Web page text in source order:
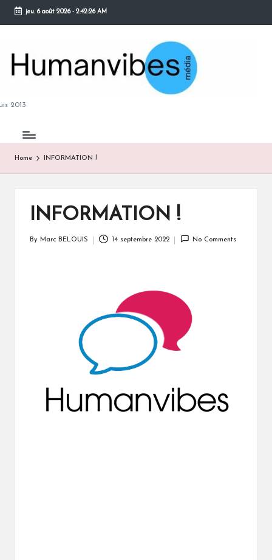
Skip
content
jeu. 6 août 2026- 2:42:26 AM
2013
Home INFORMATION !
INFORMATION !
By Marc BELOUIS 14 septembre 2022 No Comments